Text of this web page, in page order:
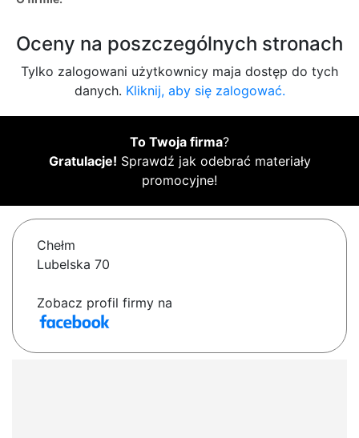
Oceny na poszczególnych stronach
Tylko zalogowani użytkownicy maja dostęp do tych
danych. Kliknij, aby się zalogować.
To Twoja firma?
Gratulacje! Sprawdź jak odebrać materiały
promocyjne!
Chełm
Lubelska 70
Zobacz profil firmy na